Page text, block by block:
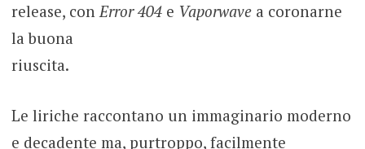
release, conError 404e Vaporwavea coronarne
la buona
riuscita.
Le liriche raccontano un immaginario moderno
e decadente ma, purtroppo, facilmente